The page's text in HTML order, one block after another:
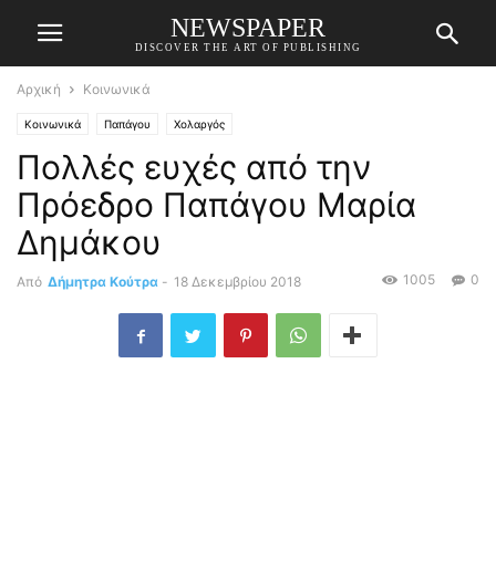
NEWSPAPER
DISCOVER THE ART OF PUBLISHING
Αρχική Κοινωνικά
Κοινωνικά Παπάγου Χολαργός
Πολλές ευχές από την
Πρόεδρο Παπάγου Μαρία
Δημάκου
Από Δήμητρα Κούτρα - 18 Δεκεμβρίου 2018 0
1005